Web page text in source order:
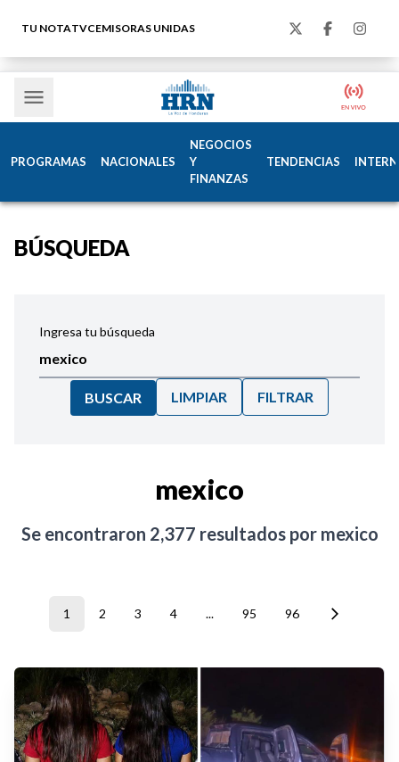
TU NOTATVCEMISORAS UNIDAS
PROGRAMAS NACIONALES
NEGOCIOS
Y
FINANZAS
TENDENCIAS
BÚSQUEDA
Ingresa tu búsqueda
BUSCAR LIMPIAR FILTRAR
mexico
Se encontraron 2,377 resultados por mexico
1 2 3 4 ... 95 96